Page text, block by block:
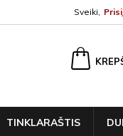
Sveiki,
TINKLARAŠTIS